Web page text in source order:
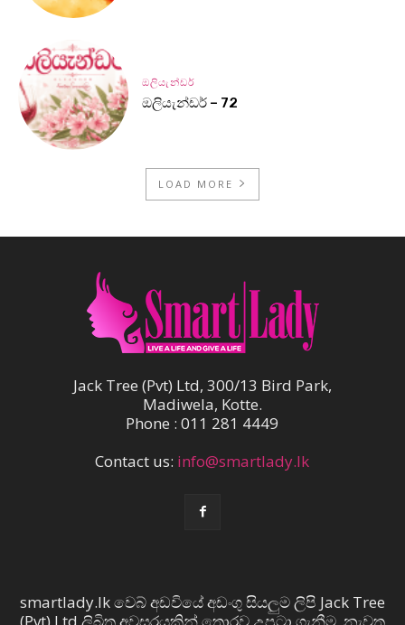
ඔලියැන්ඩර්
ඔලියැන්ඩර් – 72
LOAD MORE
Jack Tree (Pvt) Ltd, 300/13 Bird Park,
Madiwela, Kotte.
Phone : 011 281 4449
Contact us: info@smartlady.lk
smartlady.lk වෙබ් අඩවියේ අඩංගු සියලුම ලිපි Jack Tree